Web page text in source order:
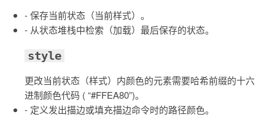
- 保存当前状态（当前样式）。
- 从状态堆栈中检索（加载）最后保存的状态。
style
更改当前状态（样式）内颜色的元素需要哈希前缀的十六
进制颜色代码 ( “#FFEA80”)。
- 定义发出描边或填充描边命令时的路径颜色。